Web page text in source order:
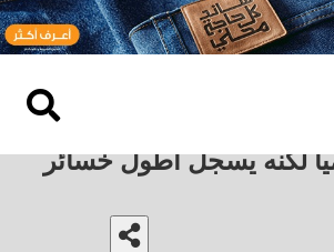
لكنه يسجل أطول خسائر